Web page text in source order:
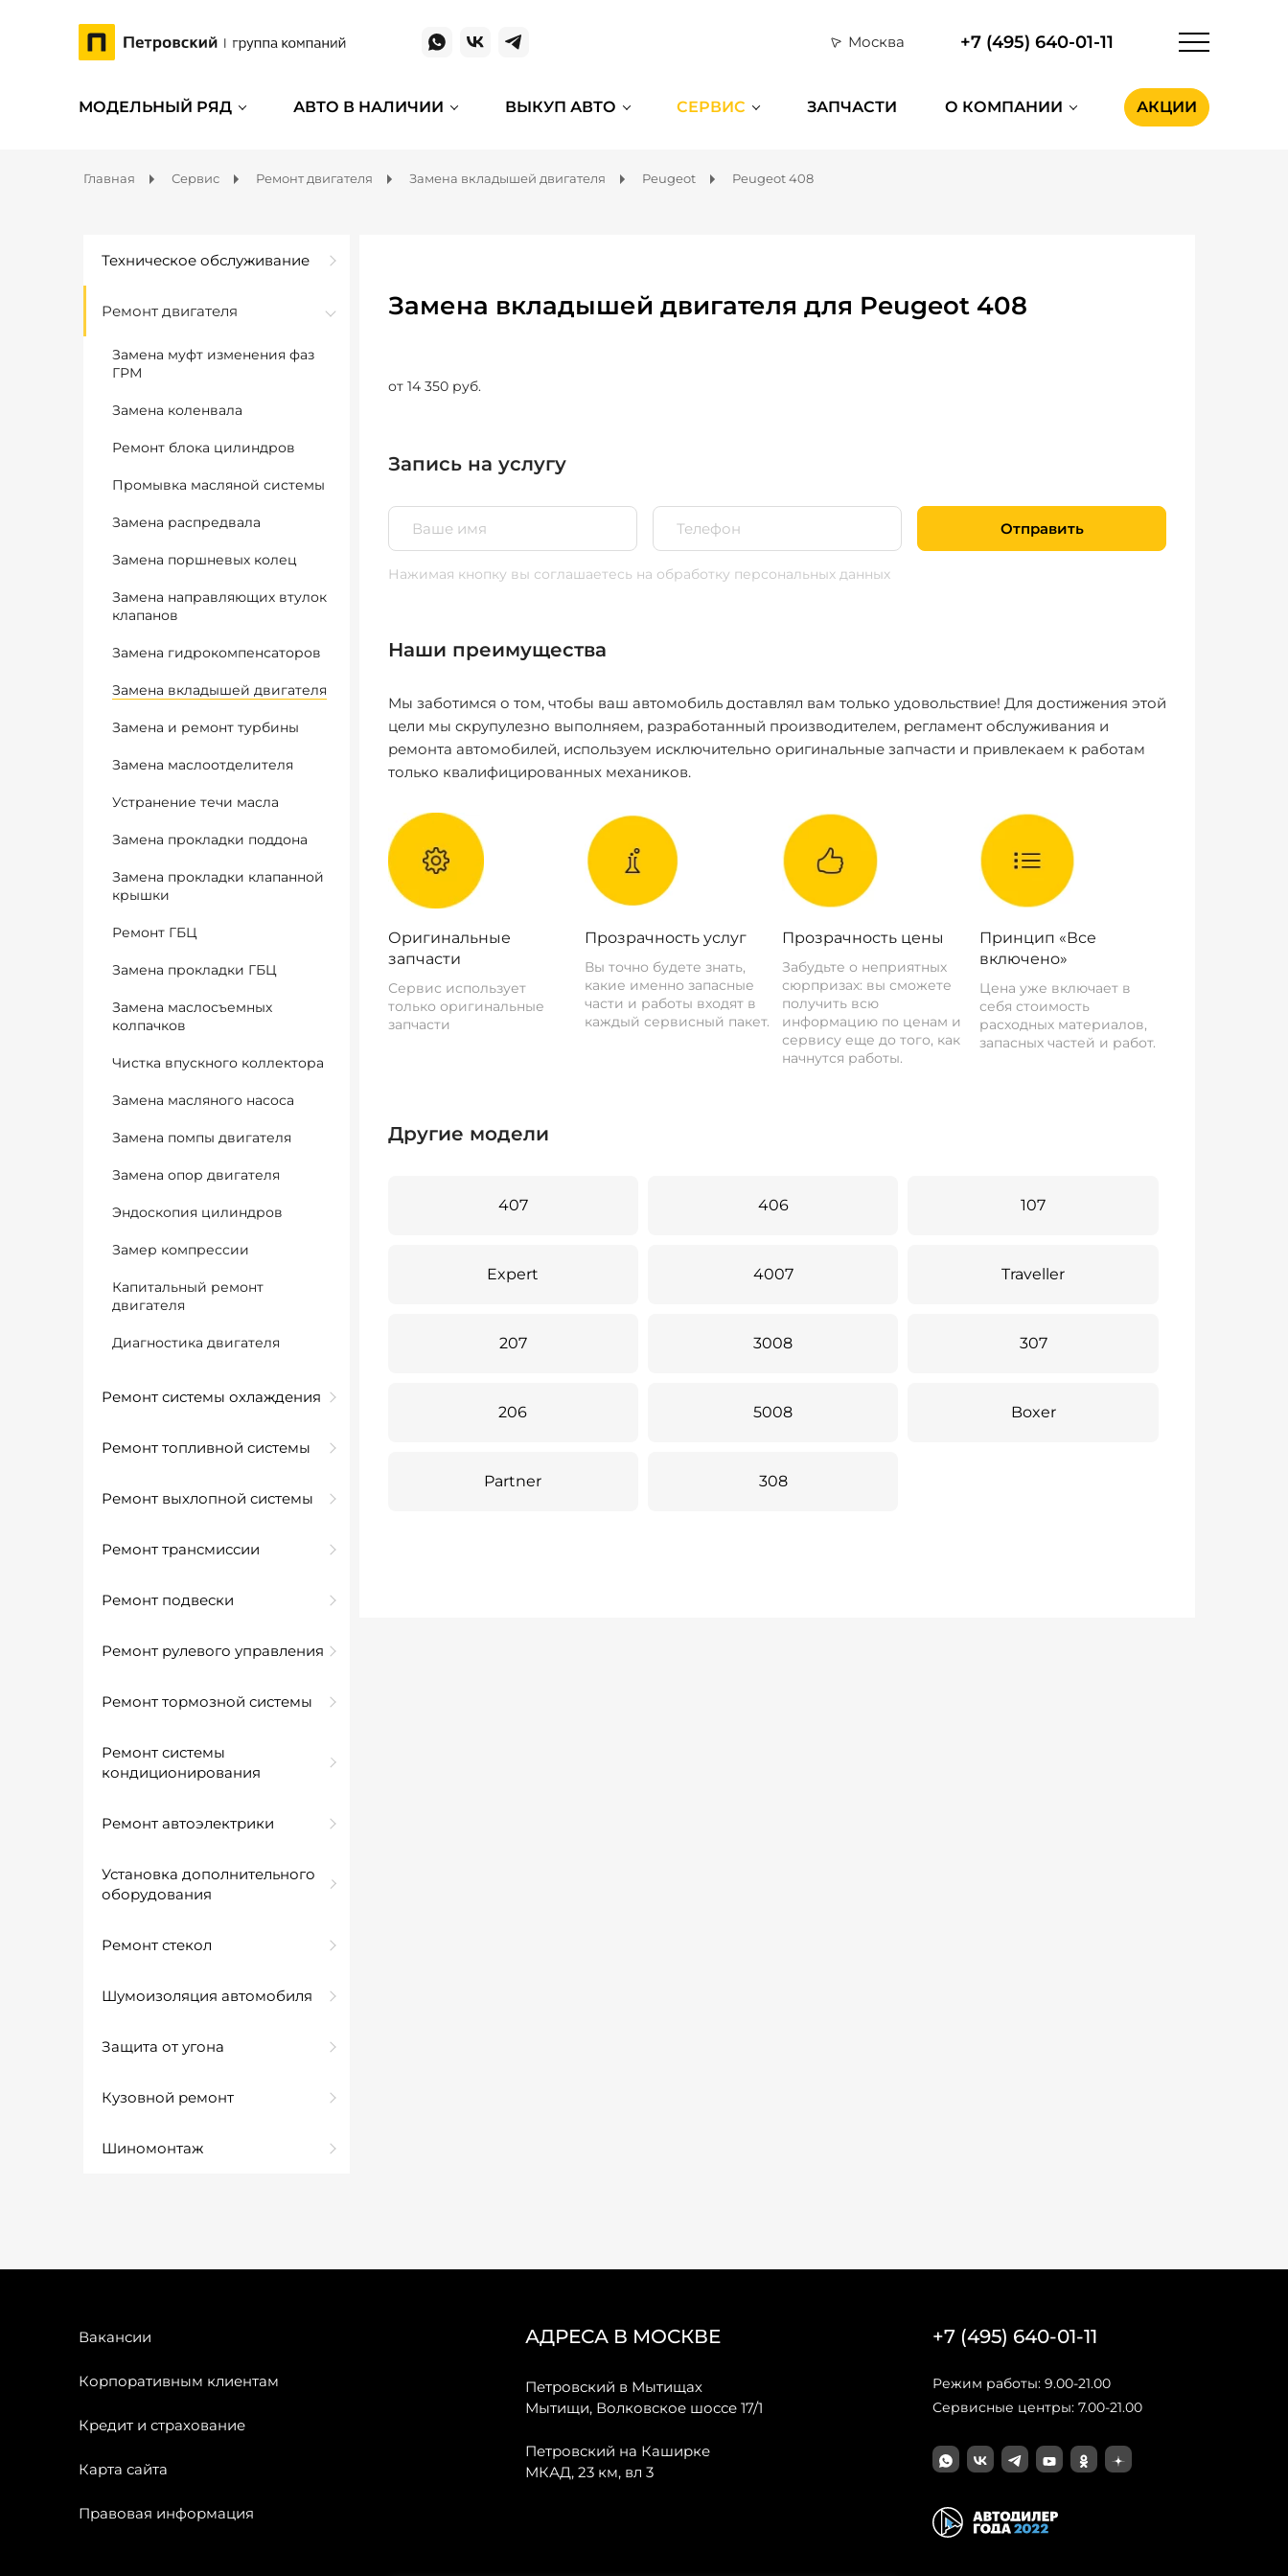
Москва +7 (495) 640-01-11
МОДЕЛЬНЫЙ РЯД АВТО В НАЛИЧИИ ВЫКУП АВТО СЕРВИС ЗАПЧАСТИ О КОМПАНИИ АКЦИИ
Главная Сервис Ремонт двигателя Замена вкладышей двигателя Peugeot Peugeot 408
Техническое обслуживание
Ремонт двигателя
Замена муфт изменения фаз
ГРМ
Замена коленвала
Ремонт блока цилиндров
Промывка масляной системы
Замена распредвала
Замена поршневых колец
Замена направляющих втулок
клапанов
Замена гидрокомпенсаторов
Замена вкладышей двигателя
Замена и ремонт турбины
Замена маслоотделителя
Устранение течи масла
Замена прокладки поддона
Замена прокладки клапанной
крышки
Ремонт ГБЦ
Замена прокладки ГБЦ
Замена маслосъемных
колпачков
Чистка впускного коллектора
Замена масляного насоса
Замена помпы двигателя
Замена опор двигателя
Эндоскопия цилиндров
Замер компрессии
Капитальный ремонт
двигателя
Диагностика двигателя
Ремонт системы охлаждения
Ремонт топливной системы
Ремонт выхлопной системы
Ремонт трансмиссии
Ремонт подвески
Ремонт рулевого управления
Ремонт тормозной системы
Ремонт системы
кондиционирования
Ремонт автоэлектрики
Установка дополнительного
оборудования
Ремонт стекол
Шумоизоляция автомобиля
Защита от угона
Кузовной ремонт
Шиномонтаж
Замена вкладышей двигателя для Peugeot 408
от 14 350 руб.
Запись на услугу
Отправить
Нажимая кнопку вы соглашаетесь на обработку персональных данных
Наши преимущества
Мы заботимся о том, чтобы ваш автомобиль доставлял вам только удовольствие! Для достижения этой
цели мы скрупулезно выполняем, разработанный производителем, регламент обслуживания и
ремонта автомобилей, используем исключительно оригинальные запчасти и привлекаем к работам
только квалифицированных механиков.
Оригинальные
запчасти
Сервис использует
только оригинальные
запчасти
Прозрачность услуг
Вы точно будете знать,
какие именно запасные
части и работы входят в
каждый сервисный пакет.
Прозрачность цены
Забудьте о неприятных
сюрпризах: вы сможете
получить всю
информацию по ценам и
сервису еще до того, как
начнутся работы.
Принцип «Все
включено»
Цена уже включает в
себя стоимость
расходных материалов,
запасных частей и работ.
Другие модели
407 406 107
Expert 4007 Traveller
207 3008 307
206 5008 Boxer
Partner 308
Вакансии
Корпоративным клиентам
Кредит и страхование
Карта сайта
Правовая информация
АДРЕСА В МОСКВЕ
Петровский в Мытищах
Мытищи, Волковское шоссе 17/1
Петровский на Каширке
МКАД, 23 км, вл 3
+7 (495) 640-01-11
Режим работы: 9.00-21.00
Сервисные центры: 7.00-21.00